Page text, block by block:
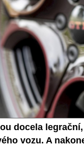
docela
vozu. A